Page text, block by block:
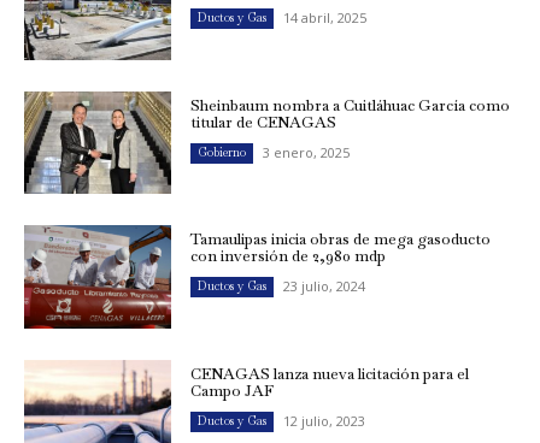
Ductos y Gas 14 abril, 2025
Sheinbaum nombra a Cuitláhuac García como
titular de CENAGAS
Gobierno 3 enero, 2025
Tamaulipas inicia obras de mega gasoducto
con inversión de 2,980 mdp
Ductos y Gas 23 julio, 2024
CENAGAS lanza nueva licitación para el
Campo JAF
Ductos y Gas 12 julio, 2023